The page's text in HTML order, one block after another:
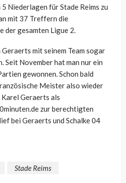
Niederlagen für Stade Reims zu
mit 37 Treffern die
gesamten Ligue 2.
mit seinem Team sogar
Seit November hat man nur ein
gewonnen. Schon bald
Meister also wieder
Geraerts als
zur berechtigten
bei Geraerts und Schalke 04
Stade Reims